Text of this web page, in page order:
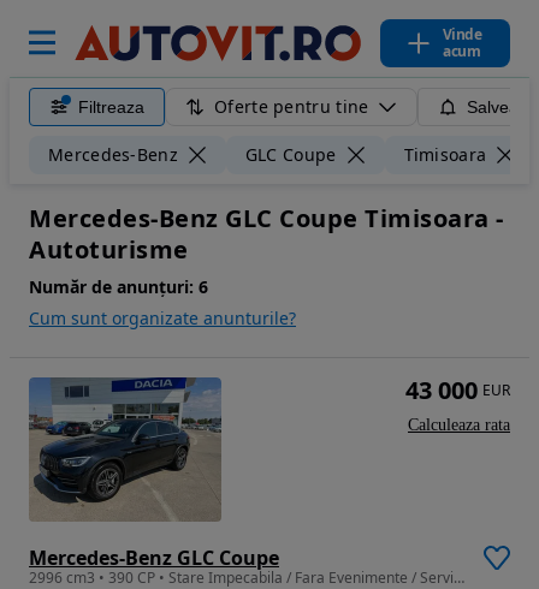
Vinde
acum
Filtreaza Oferte pentru tine
Mercedes-Benz GLC Coupe Timisoara
Mercedes-Benz GLC Coupe Timisoara -
Autoturisme
Număr de anunțuri: 6
Cum sunt organizate anunturile?
Mercedes-Benz GLC Coupe
2996 cm3 • 390 CP • Stare Impecabila / Fara Evenimente / Service doar in reprezentanta
43 000 EUR
Calculeaza rata